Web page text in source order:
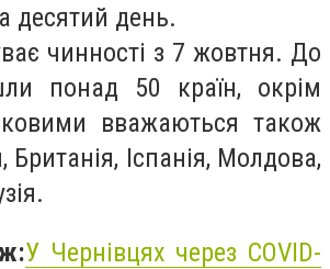
десятий день.
чинності з 7 жовтня. До
понад 50 країн, окрім
вважаються також
Іспанія, Молдова,
У Чернівцях через COVID-